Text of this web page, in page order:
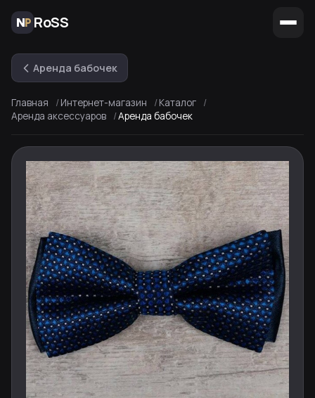
RoSS
Аренда бабочек
Главная Интернет-магазин
Каталог
Аренда аксессуаров
Аренда бабочек